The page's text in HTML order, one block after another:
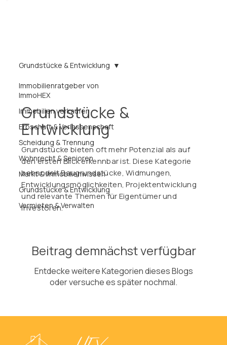
Immobilienratgeber von
ImmoHEX
Immobilien verkaufen
Erbschaft & Verlassenschaft
Scheidung & Trennung
Wohnrecht & Senioren
Markt & Immobilienwissen
Grundstücke & Entwicklung
Vermieten & Verwalten
Grundstücke & Entwicklung
Grundstücke &
Entwicklung
Grundstücke bieten oft mehr Potenzial als auf
den ersten Blick erkennbar ist. Diese Kategorie
behandelt Baugrundstücke, Widmungen,
Entwicklungsmöglichkeiten, Projektentwicklung
und relevante Themen für Eigentümer und
Investoren.
Beitrag demnächst verfügbar
Entdecke weitere Kategorien dieses Blogs
oder versuche es später nochmal.